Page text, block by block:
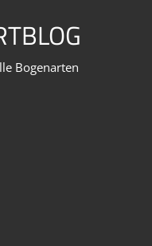
Bogenarten